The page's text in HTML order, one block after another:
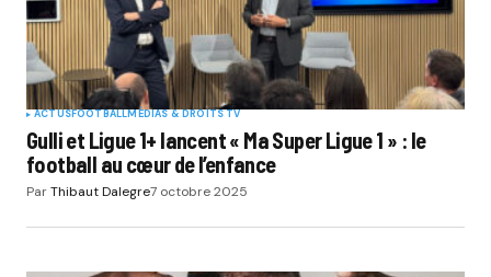
ACTUSFOOTBALLMÉDIAS & DROITS TV
Gulli et Ligue 1+ lancent « Ma Super Ligue 1 » : le
football au cœur de l’enfance
ParThibaut Dalegre7 octobre 2025